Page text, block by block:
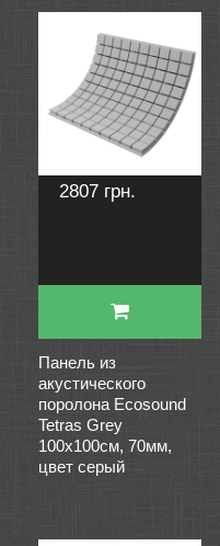
2807 грн.
Панель из
акустического
поролона Ecosound
Tetras Grey
100x100см, 70мм,
цвет серый